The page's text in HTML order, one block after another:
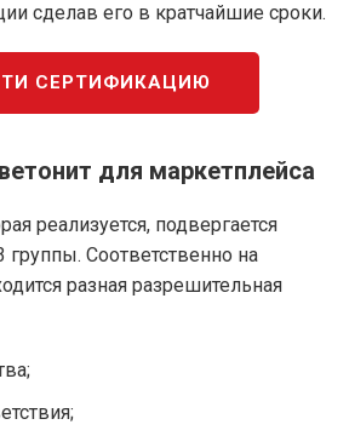
сделав его в кратчайшие сроки.
СЕРТИФИКАЦИЮ
для маркетплейса
реализуется, подвергается
Соответственно на
разная разрешительная